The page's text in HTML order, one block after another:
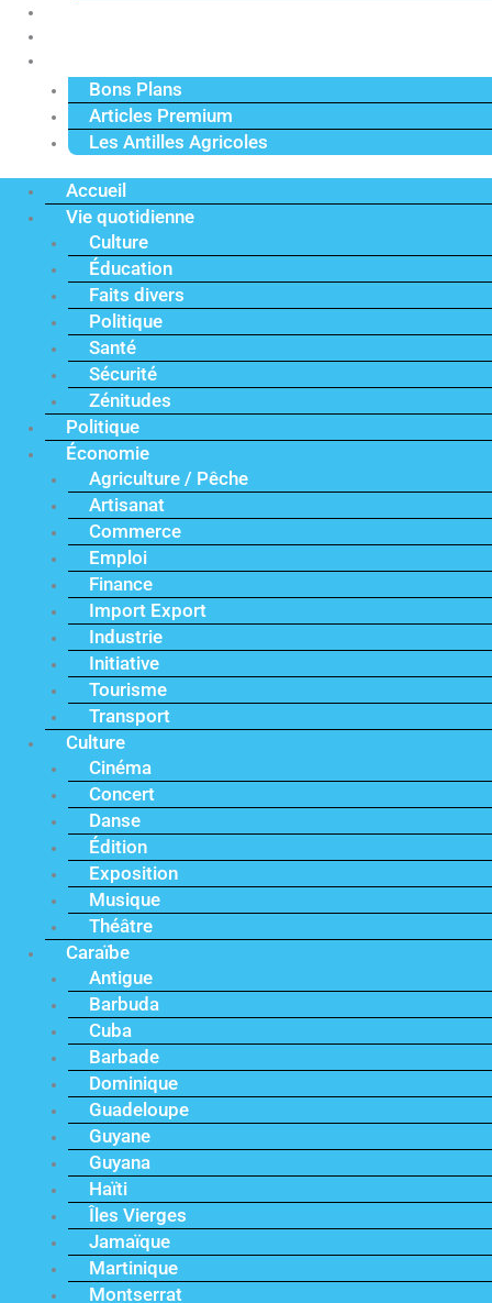
Bons Plans
Articles Premium
Les Antilles Agricoles
Accueil
Vie quotidienne
Culture
Éducation
Faits divers
Politique
Santé
Sécurité
Zénitudes
Politique
Économie
Agriculture / Pêche
Artisanat
Commerce
Emploi
Finance
Import Export
Industrie
Initiative
Tourisme
Transport
Culture
Cinéma
Concert
Danse
Édition
Exposition
Musique
Théâtre
Caraïbe
Antigue
Barbuda
Cuba
Barbade
Dominique
Guadeloupe
Guyane
Guyana
Haïti
Îles Vierges
Jamaïque
Martinique
Montserrat